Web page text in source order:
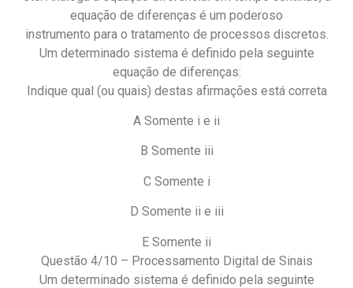
equação de diferenças é um poderoso
instrumento para o tratamento de processos discretos.
Um determinado sistema é definido pela seguinte
equação de diferenças:
Indique qual (ou quais) destas afirmações está correta
A Somente i e ii
B Somente iii
C Somente i
D Somente ii e iii
E Somente ii
Questão 4/10 – Processamento Digital de Sinais
Um determinado sistema é definido pela seguinte